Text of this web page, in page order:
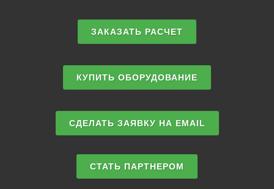
ЗАКАЗАТЬ РАСЧЕТ
КУПИТЬ ОБОРУДОВАНИЕ
СДЕЛАТЬ ЗАЯВКУ НА EMAIL
СТАТЬ ПАРТНЕРОМ